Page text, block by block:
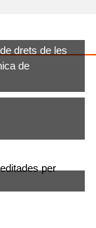
drets de les
de